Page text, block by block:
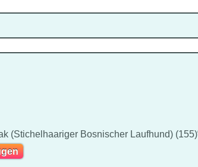
(Stichelhaariger Bosnischer Laufhund)